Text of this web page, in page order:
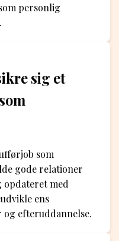
personlig
sig et
som
gode relationer
opdateret med
ens
efteruddannelse.